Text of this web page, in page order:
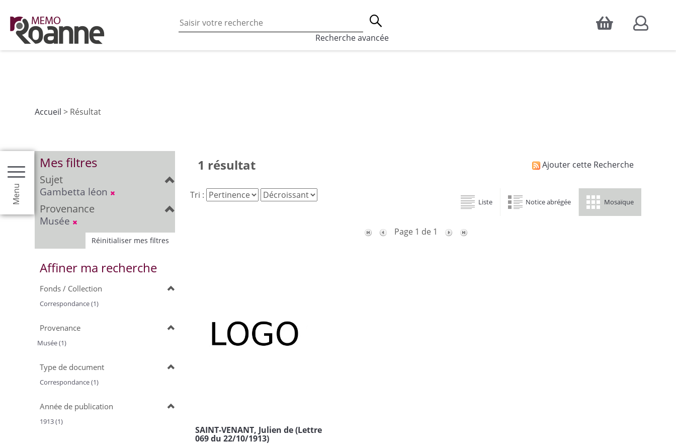
Accepter
En poursuivant votre navigation sur ce site vous acceptez l’utilisation des cookies, qui sont utilisés à des fins de statistiques d'audience, ainsi que pour
les fonctionnalités de partages de contenu sur les réseaux sociaux.
Recherche avancée
Menu
Accueil > Résultat
Mes filtres
Sujet
Gambetta léon
Provenance
Musée
Réinitialiser mes filtres
Affiner ma recherche
Fonds / Collection
Correspondance (1)
Provenance
Musée (1)
Type de document
Correspondance (1)
Année de publication
1913 (1)
1 résultat Ajouter cette Recherche
Tri :
Liste Notice abrégée Mosaïque
Page 1 de 1
SAINT-VENANT, Julien de (Lettre
069 du 22/10/1913)